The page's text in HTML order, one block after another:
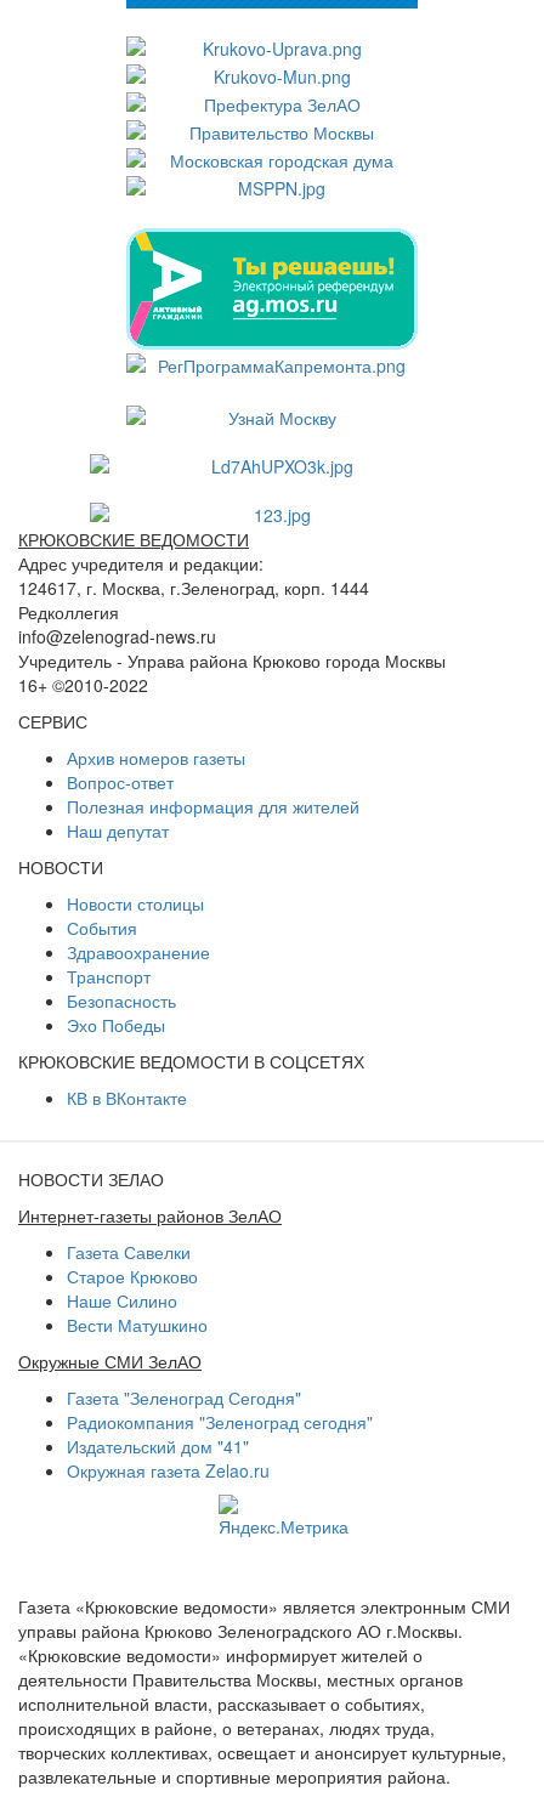
КРЮКОВСКИЕ ВЕДОМОСТИ
Адрес учредителя и редакции:
124617, г. Москва, г.Зеленоград, корп. 1444
Редколлегия
info@zelenograd-news.ru
Учредитель - Управа района Крюково города Москвы
16+ ©2010-2022
СЕРВИС
Архив номеров газеты
Вопрос-ответ
Полезная информация для жителей
Наш депутат
НОВОСТИ
Новости столицы
События
Здравоохранение
Транспорт
Безопасность
Эхо Победы
КРЮКОВСКИЕ ВЕДОМОСТИ В СОЦСЕТЯХ
КВ в ВКонтакте
НОВОСТИ ЗЕЛАО
Интернет-газеты районов ЗелАО
Газета Савелки
Старое Крюково
Наше Силино
Вести Матушкино
Окружные СМИ ЗелАО
Газета "Зеленоград Сегодня"
Радиокомпания "Зеленоград сегодня"
Издательский дом "41"
Окружная газета Zelao.ru
Газета «Крюковские ведомости» является электронным СМИ
управы района Крюково Зеленоградского АО г.Москвы.
«Крюковские ведомости» информирует жителей о
деятельности Правительства Москвы, местных органов
исполнительной власти, рассказывает о событиях,
происходящих в районе, о ветеранах, людях труда,
творческих коллективах, освещает и анонсирует культурные,
развлекательные и спортивные мероприятия района.